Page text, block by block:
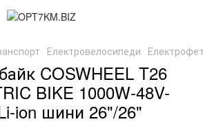
Електровелосипеди
COSWHEEL T26
BIKE 1000W-48V-
ion шини 26"/26"